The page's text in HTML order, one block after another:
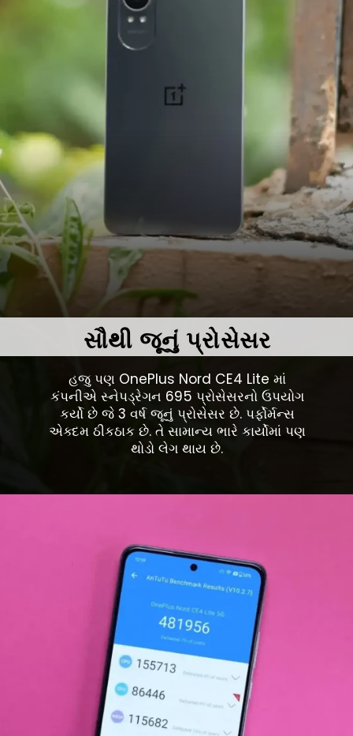
હજુ પણ OnePlus Nord CE4 Lite માં
કંપનીએ સ્નેપડ્રેગન 695 પ્રોસેસરનો ઉપયોગ
કર્યો છે જે 3 વર્ષ જૂનું પ્રોસેસર છે. પર્ફોર્મન્સ
એક્દમ ઠીકઠાક છે. તે સામાન્ય ભારે કાર્યોમાં પણ
થોડો લેગ થાય છે.
સૌથી જૂનું પ્રોસેસર